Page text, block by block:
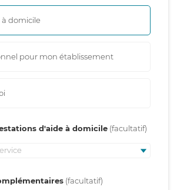
à domicile
pour mon établissement
d'aide à domicile